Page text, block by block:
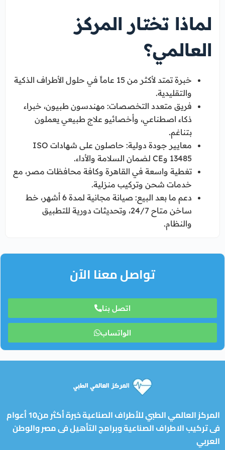
لماذا تختار المركز
العالمي؟
خبرة تمتد لأكثر من 15 عاماً في حلول الأطراف الذكية
والتقليدية.
فريق متعدد التخصصات: مهندسون طبيون، خبراء
ذكاء اصطناعي، وأخصائيو علاج طبيعي يعملون
بتناغم.
معايير جودة دولية: حاصلون على شهادات ISO
13485 وCE لضمان السلامة والأداء.
تغطية واسعة في القاهرة وكافة محافظات مصر، مع
خدمات شحن وتركيب منزلية.
دعم ما بعد البيع: صيانة مجانية لمدة 6 أشهر، خط
ساخن متاح 24/7، وتحديثات دورية للتطبيق
والنظام.
تواصل معنا الآن
اتصل بنا
الواتساب
المركز العالمي الطبي للأطراف الصناعية خبرة أكثر من10 أعوام
فى تركيب الاطراف الصناعية وبرامج التأهيل فى مصر والوطن
العربي